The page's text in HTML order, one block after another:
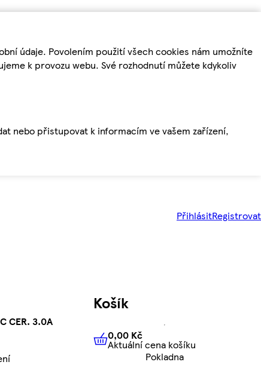
údaje. Povolením použití všech cookies nám umožníte
k provozu webu. Své rozhodnutí můžete kdykoliv
nebo přistupovat k informacím ve vašem zařízení,
PřihlásitRegistrovat
CER. 3.0A
Košík
0,00 KčAktuální cena košíku
0,00 Kč
Aktuální cena košíku
Pokladna